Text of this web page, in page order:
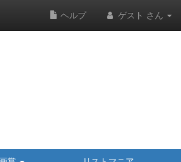
ヘルプ ゲスト さん